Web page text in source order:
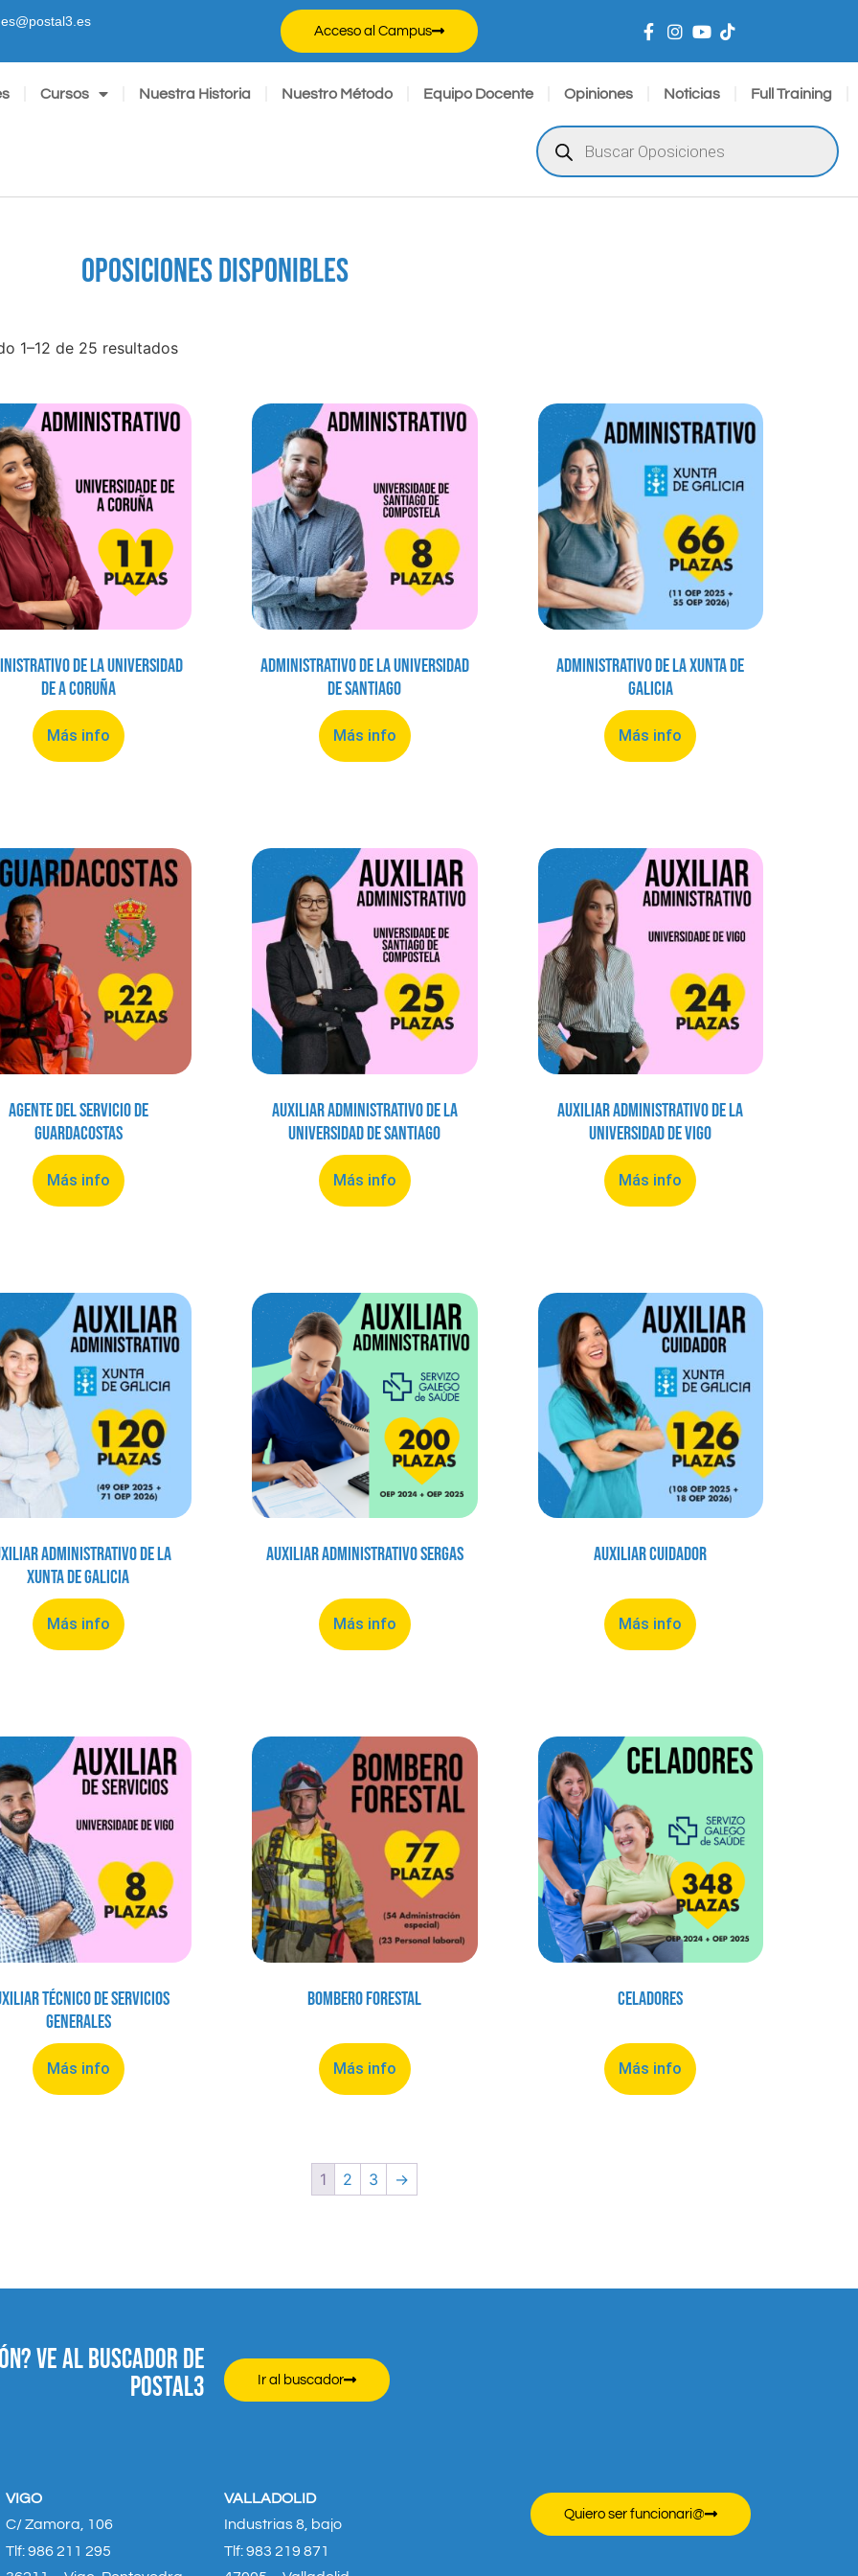
Acceso al Campus
Cursos Nuestra Historia Nuestro Método Equipo Docente Opiniones Noticias Full Training
OPOSICIONES DISPONIBLES
1–12 de 25 resultados
de la Universidad
de A Coruña
Más info
Administrativo de la Universidad
de Santiago
Más info
Administrativo de la Xunta de
Galicia
Más info
Agente del Servicio de
Guardacostas
Más info
Auxiliar Administrativo de la
Universidad de Santiago
Más info
Auxiliar Administrativo de la
Universidad de Vigo
Más info
Administrativo de la
Xunta de Galicia
Más info
Auxiliar Administrativo Sergas
Más info
Auxiliar Cuidador
Más info
Técnico de Servicios
Generales
Más info
Bombero Forestal
Más info
Celadores
Más info
1 2 3 →
VE AL BUSCADOR DE
POSTAL3
Ir al buscador
VIGO
C/ Zamora, 106
Tlf: 986 211 295
VALLADOLID
Industrias 8, bajo
Tlf: 983 219 871
Quiero ser funcionari@